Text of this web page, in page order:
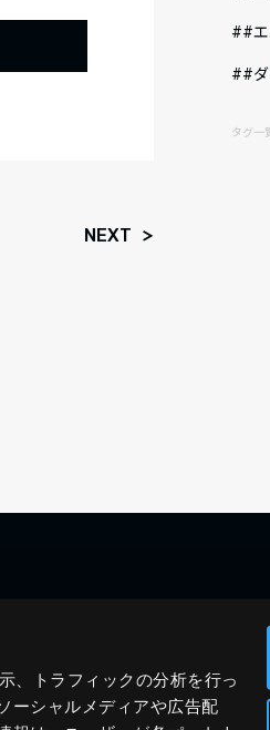
、トラフィックの分析を行っ
ーシャルメディアや広告配
NEXT
#
#
タグ一
ブログ
ニュース